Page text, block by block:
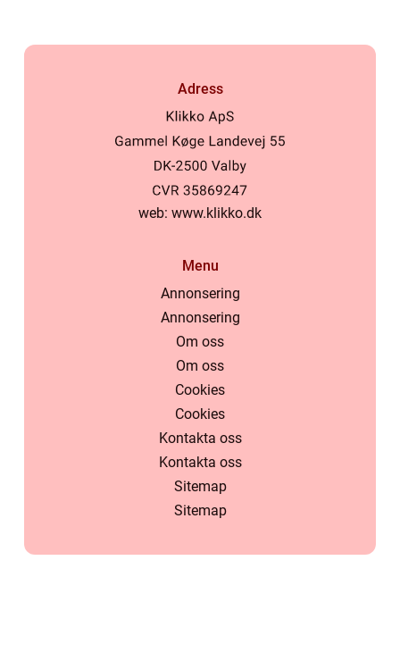
Adress
web: www.klikko.dk
Menu
Annonsering
Annonsering
Om oss
Om oss
Cookies
Cookies
Kontakta oss
Kontakta oss
Sitemap
Sitemap